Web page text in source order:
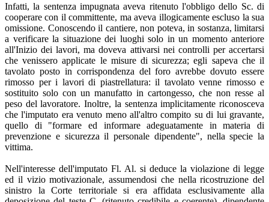
Infatti, la sentenza impugnata aveva ritenuto l'obbligo dello Sc. di
cooperare con il committente, ma aveva illogicamente escluso la sua
omissione. Conoscendo il cantiere, non poteva, in sostanza, limitarsi
a verificare la situazione dei luoghi solo in un momento anteriore
all'Inizio dei lavori, ma doveva attivarsi nei controlli per accertarsi
che venissero applicate le misure di sicurezza; egli sapeva che il
tavolato posto in corrispondenza del foro avrebbe dovuto essere
rimosso per i lavori di piastrellatura: il tavolato venne rimosso e
sostituito solo con un manufatto in cartongesso, che non resse al
peso del lavoratore. Inoltre, la sentenza implicitamente riconosceva
che l'imputato era venuto meno all'altro compito su di lui gravante,
quello di "formare ed informare adeguatamente in materia di
prevenzione e sicurezza il personale dipendente", nella specie la
vittima.
Nell'interesse dell'imputato Fl. Al. si deduce la violazione di legge
ed il vizio motivazionale, assumendosi che nella ricostruzione del
sinistro la Corte territoriale si era affidata esclusivamente alla